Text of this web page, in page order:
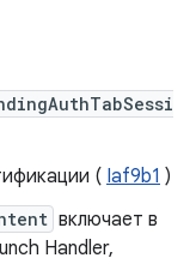
( Iaf9b1 )
включает в
Handler,